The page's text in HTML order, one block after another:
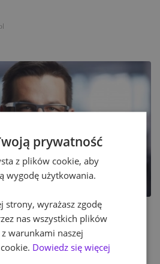
dyrektorem
Finansowych w
prywatność
z plików cookie, aby
wygodę użytkowania.
strony, wyrażasz zgodę
nas wszystkich plików
warunkami naszej
Dowiedz się więcej